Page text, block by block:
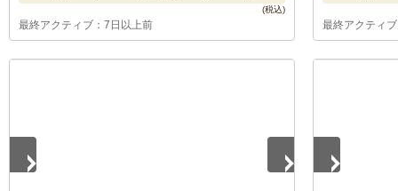
最終アクティブ：7日以上前 最終アクティ